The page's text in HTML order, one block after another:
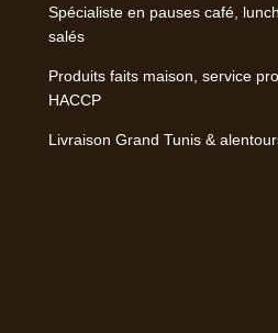
Spécialiste en pauses café,
salés
Produits faits maison, service
HACCP
Livraison Grand Tunis &